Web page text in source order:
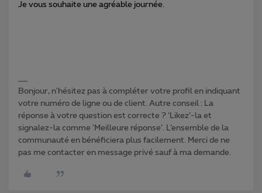
Je vous souhaite une agréable journée.
Bonjour, n'hésitez pas à compléter votre profil en indiquant
votre numéro de ligne ou de client. Autre conseil : La
réponse à votre question est correcte ? ‘Likez’-la et
signalez-la comme ‘Meilleure réponse’. L’ensemble de la
communauté en bénéficiera plus facilement. Merci de ne
pas me contacter en message privé sauf à ma demande.